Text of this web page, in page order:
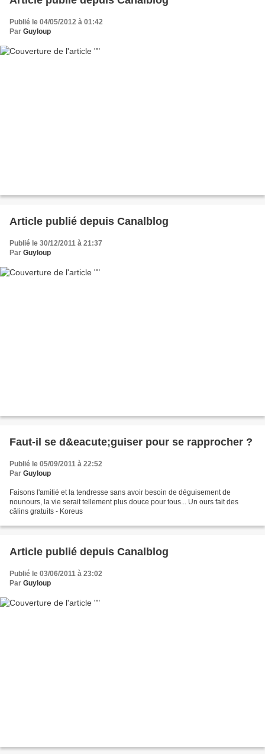
Publié le 04/05/2012 à 01:42
Par Guyloup
Article publié depuis Canalblog
Publié le 30/12/2011 à 21:37
Par Guyloup
Faut-il se d&eacute;guiser pour se rapprocher ?
Publié le 05/09/2011 à 22:52
Par Guyloup
Faisons l'amitié et la tendresse sans avoir besoin de déguisement de
nounours, la vie serait tellement plus douce pour tous... Un ours fait des
câlins gratuits - Koreus
Article publié depuis Canalblog
Publié le 03/06/2011 à 23:02
Par Guyloup